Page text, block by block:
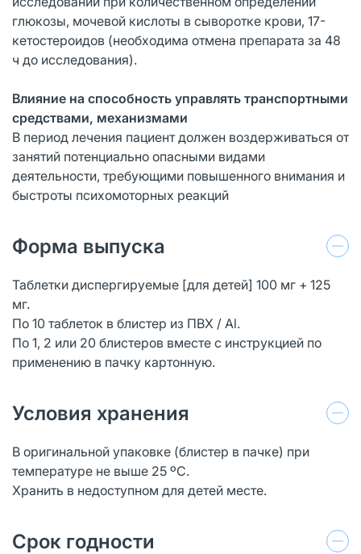
глюкозы, мочевой кислоты в сыворотке крови, 17-
кетостероидов (необходима отмена препарата за 48
ч до исследования).
Влияние на способность управлять транспортными
средствами, механизмами
В период лечения пациент должен воздерживаться от
занятий потенциально опасными видами
деятельности, требующими повышенного внимания и
быстроты психомоторных реакций
Форма выпуска
Таблетки диспергируемые [для детей] 100 мг + 125
мг.
По 10 таблеток в блистер из ПВХ / Аl.
По 1, 2 или 20 блистеров вместе с инструкцией по
применению в пачку картонную.
Условия хранения
В оригинальной упаковке (блистер в пачке) при
температуре не выше 25 ºС.
Хранить в недоступном для детей месте.
Срок годности